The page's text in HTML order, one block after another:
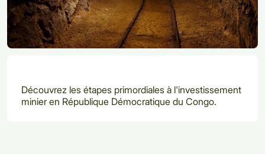
Découvrez les étapes primordiales à l'investissement
minier en République Démocratique du Congo.